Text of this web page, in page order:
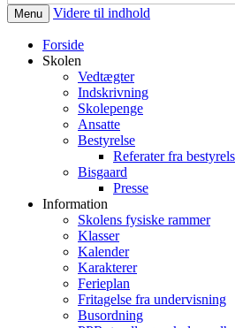
Menu Videre til indhold
Forside
Skolen
Vedtægter
Indskrivning
Skolepenge
Ansatte
Bestyrelse
Referater fra
Bisgaard
Presse
Information
Skolens fysiske rammer
Klasser
Kalender
Karakterer
Ferieplan
Fritagelse fra undervisning
Busordning